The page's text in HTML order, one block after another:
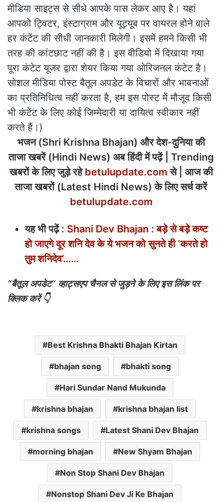
मीडिया साइट्स से सीधे आपके पास लेकर आए है। यहां
आपको ट्विटर, इंस्टाग्राम और यूट्यूब पर वायरल होने वाले
हर कंटेंट की सीधी जानकारी मिलेगी। इसमें हमने किसी भी
तरह की कांटछाट नहीं की है। इस वीडियो में दिखाया गया
पूरा कंटेट यूजर द्वारा शेयर किया गया ओरिजनल कंटेट है।
सोशल मीडिया पोस्ट बैतूल अपडेट के विचारों और भावनाओं
का प्रतिनिधित्व नहीं करता है, हम इस पोस्ट में मौजूद किसी
भी कंटेंट के लिए कोई जिम्मेदारी या दायित्व स्वीकार नहीं
करते हैं।)
भजन (Shri Krishna Bhajan) और देश-दुनिया की
ताजा खबरें (Hindi News) अब हिंदी में पढ़ें | Trending
खबरों के लिए जुड़े रहे betulupdate.com से | आज की
ताजा खबरों (Latest Hindi News) के लिए सर्च करें
betulupdate.com
यह भी पढ़ें : Shani Dev Bhajan : बड़े से बड़े कष्ट
हो जाएगे दूर शनि देव के ये भजन को सुनते ही ‘करते हो
तुम शनिदेव’……
“बैतूल अपडेट” व्हाट्सएप चैनल से जुड़ने के लिए इस लिंक पर
क्लिक करें 👇
Best Krishna Bhakti Bhajan Kirtan
bhajan song bhakti song
Hari Sundar Nand Mukunda
krishna bhajan krishna bhajan list
krishna songs Latest Shani Dev Bhajan
morning bhajan New Shyam Bhajan
Non Stop Shani Dev Bhajan
Nonstop Shani Dev Ji Ke Bhajan